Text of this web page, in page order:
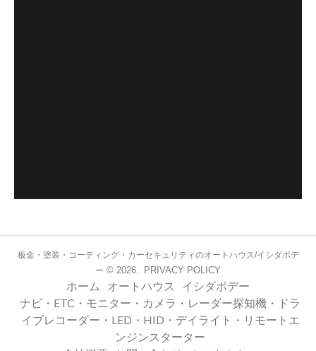
板金・塗装・コーティング・カーセキュリティのオートハウス/イシダボデ
ー © 2026. PRIVACY POLICY
ホーム オートハウス
イシダボデー
ナビ・ETC・モニター・カメラ・レーダー探知機・ドラ
イブレコーダー・LED・HID・デイライト・リモートエ
ンジンスターター